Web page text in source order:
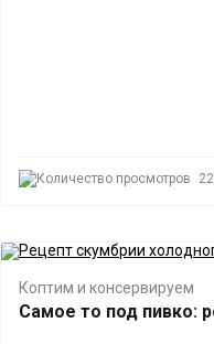
Коптим и консервируем
Самое то под пивко: